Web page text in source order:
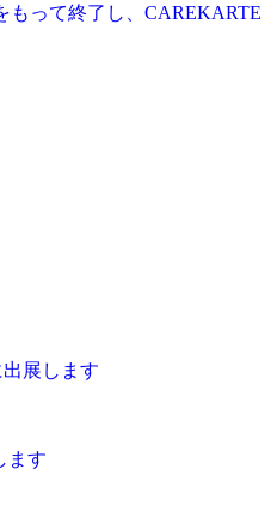
もって終了し、CAREKARTE
出展します
ます